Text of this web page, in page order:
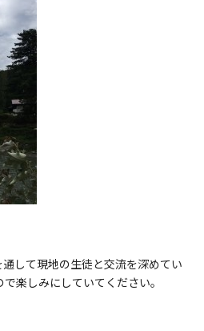
して現地の生徒と交流を深めてい
楽しみにしていてください。